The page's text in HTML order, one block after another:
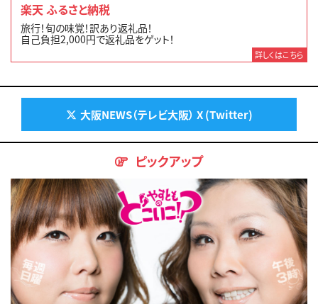
楽天 ふるさと納税
旅行！旬の味覚！訳あり返礼品！
自己負担2,000円で返礼品をゲット！
詳しくはこちら
大阪NEWS（テレビ大阪） X (Twitter)
ピックアップ